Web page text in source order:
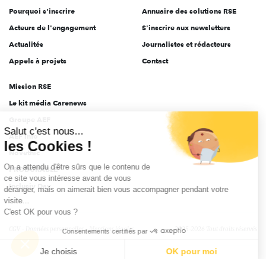
Pourquoi s'inscrire
Acteurs de l'engagement
Actualités
Appels à projets
Annuaire des solutions RSE
S'inscrire aux newsletters
Journalistes et rédacteurs
Contact
Mission RSE
Le kit média Carenews
AEF info
Novethic
PRODURABLE
Inclusiv Day
Données personnelles Mentions légales 2025-2026 Tout droits réservés
Salut c'est nous...
les Cookies !
On a attendu d'être sûrs que le contenu de
ce site vous intéresse avant de vous
déranger, mais on aimerait bien vous accompagner pendant votre
visite...
C'est OK pour vous ?
Consentements certifiés par
Je choisis OK pour moi